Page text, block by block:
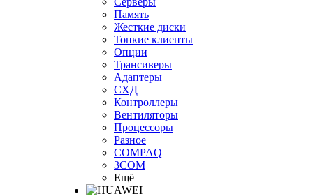
Память
Жесткие диски
Тонкие клиенты
Опции
Трансиверы
Адаптеры
СХД
Контроллеры
Вентиляторы
Процессоры
Разное
COMPAQ
3COM
Ещё